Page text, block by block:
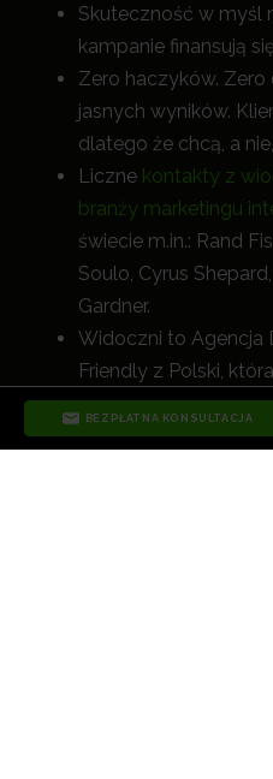
Skuteczność w myśl
kampanie finansują
Zero haczyków. Zero
jasnych wyników.
dlatego że chcą, a
Liczne kontakty z
branży marketingu
świecie m.in.: Rand
Soulo, Cyrus
Gardner.
Widoczni to Agencja
Friendly z Polski,
optymalizacji stron
wyszukiwarek AI i
BEZPŁATNA KONSULTACJA